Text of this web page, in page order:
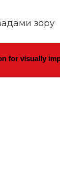
зору
for visually